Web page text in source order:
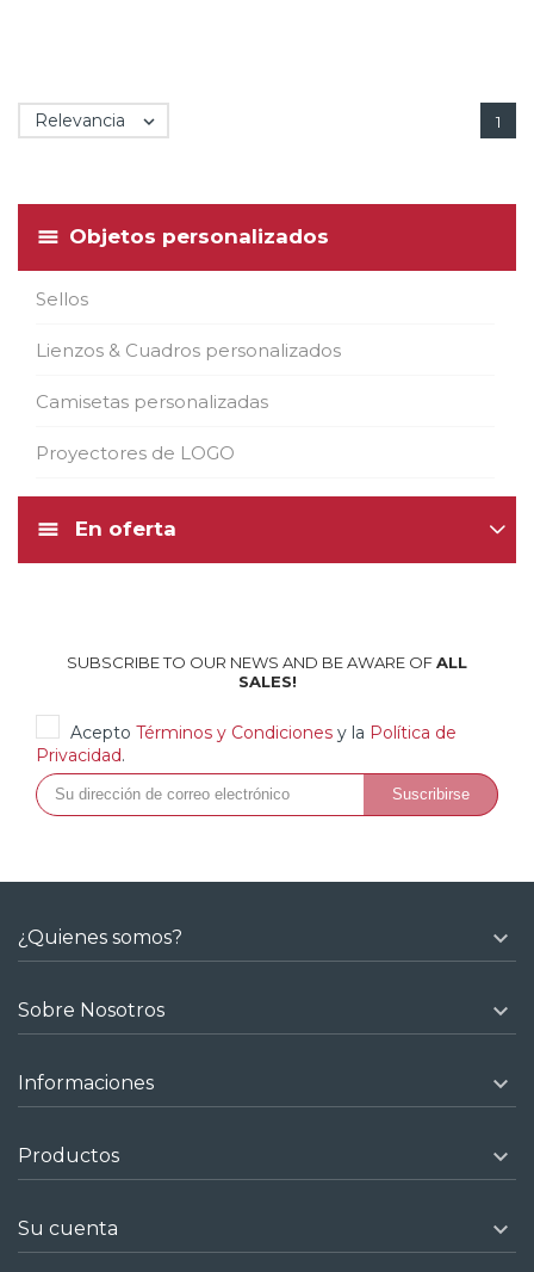
Objetos personalizados
Sellos
Lienzos & Cuadros personalizados
Camisetas personalizadas
Proyectores de LOGO
En oferta
Relevancia  1
SUBSCRIBE TO OUR NEWS AND BE AWARE OFALL
SALES!
Acepto Términos y Condiciones y la Política de
Privacidad.
¿Quienes somos? 
Sobre Nosotros 
Informaciones 
Productos 
Su cuenta 